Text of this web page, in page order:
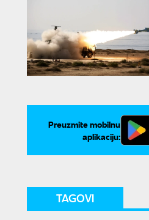
Preuzmite mobilnu
aplikaciju:
TAGOVI